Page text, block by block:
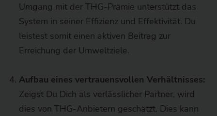
Umgang mit der THG-Prämie unterstützt das
System in seiner Effizienz und Effektivität. Du
leistest somit einen aktiven Beitrag zur
Erreichung der Umweltziele.
Aufbau eines vertrauensvollen Verhältnisses:
Zeigst Du Dich als verlässlicher Partner, wird
dies von THG-Anbietern geschätzt. Dies kann